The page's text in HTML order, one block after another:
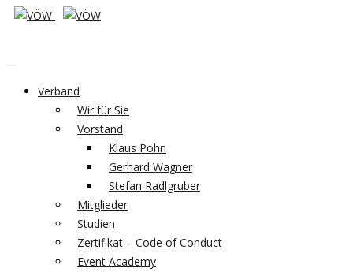
Verband
Wir für Sie
Vorstand
Klaus Pohn
Gerhard Wagner
Stefan Radlgruber
Mitglieder
Studien
Zertifikat – Code of Conduct
Event Academy